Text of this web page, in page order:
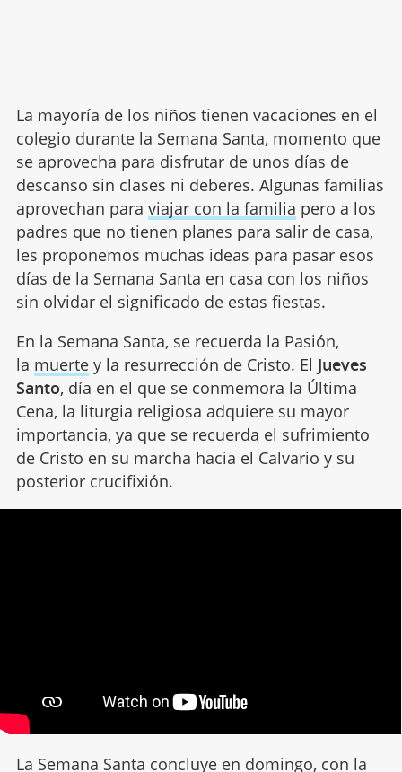
La mayoría de los niños tienen vacaciones en el
colegio durante la Semana Santa, momento que
se aprovecha para disfrutar de unos días de
descanso sin clases ni deberes. Algunas familias
aprovechan para viajar con la familia pero a los
padres que no tienen planes para salir de casa,
les proponemos muchas ideas para pasar esos
días de la Semana Santa en casa con los niños
sin olvidar el significado de estas fiestas.
En la Semana Santa, se recuerda la Pasión,
la muertey la resurrección de Cristo. El Jueves
Santo, día en el que se conmemora la Última
Cena, la liturgia religiosa adquiere su mayor
importancia, ya que se recuerda el sufrimiento
de Cristo en su marcha hacia el Calvario y su
posterior crucifixión.
La Semana Santa concluye en domingo, con la